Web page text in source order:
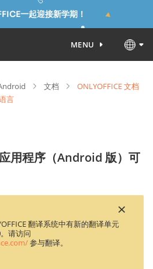
一起迎接新学期！
MENU
文档
ONLYOFFICE 文档
言
用程序（Android 版）可
×
翻译系统中有新的翻译单元
。请访问
参与翻译。